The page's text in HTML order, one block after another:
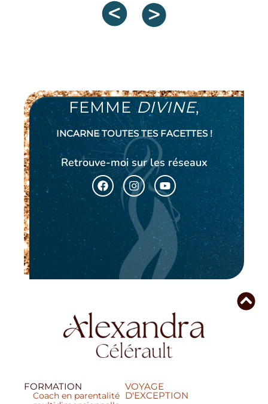
FEMME DIVINE,
INCARNE TOUTES TES FACETTES !
Retrouve-moi sur les réseaux
FORMATION
Coach en parentalité
VOYAGE
D'EXCEPTION